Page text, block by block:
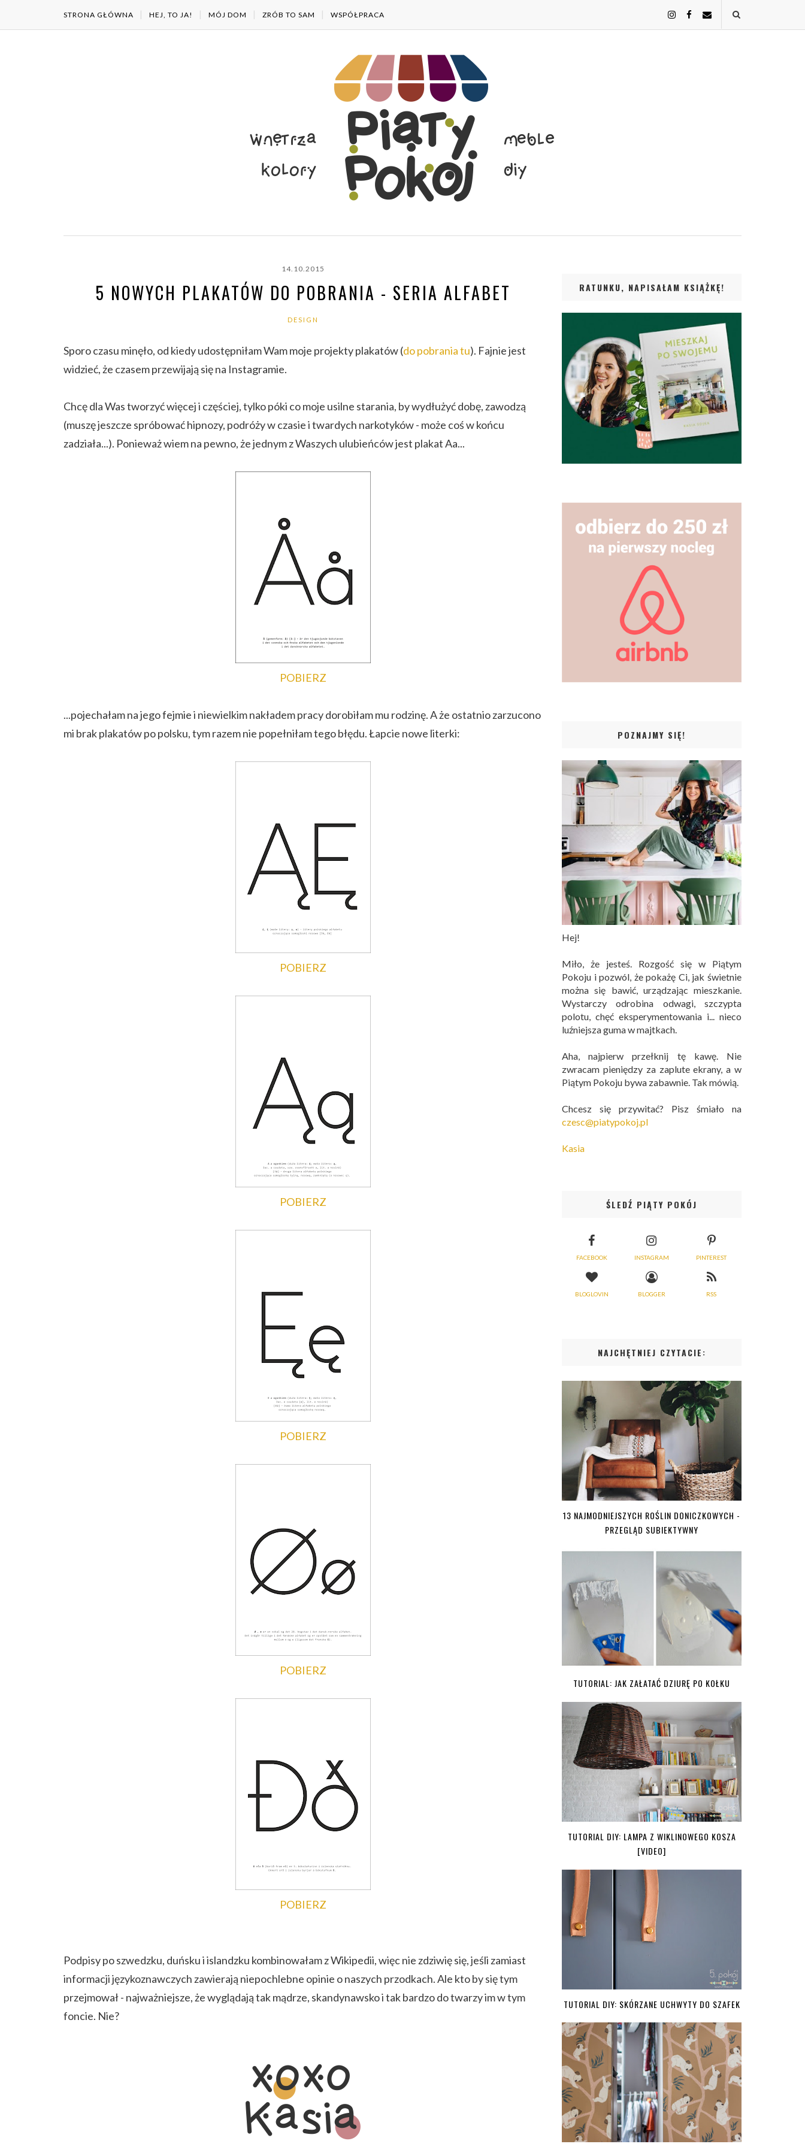
STRONA GŁÓWNA HEJ, TO JA! MÓJ DOM ZRÓB TO SAM WSPÓŁPRACA
14.10.2015
5 NOWYCH PLAKATÓW DO POBRANIA - SERIA ALFABET
DESIGN
Sporo czasu minęło, od kiedy udostępniłam Wam moje projekty plakatów (do pobrania tu). Fajnie jest
widzieć, że czasem przewijają się na Instagramie.
Chcę dla Was tworzyć więcej i częściej, tylko póki co moje usilne starania, by wydłużyć dobę, zawodzą
(muszę jeszcze spróbować hipnozy, podróży w czasie i twardych narkotyków - może coś w końcu
zadziała...). Ponieważ wiem na pewno, że jednym z Waszych ulubieńców jest plakat Aa...
POBIERZ
...pojechałam na jego fejmie i niewielkim nakładem pracy dorobiłam mu rodzinę. A że ostatnio zarzucono
mi brak plakatów po polsku, tym razem nie popełniłam tego błędu. Łapcie nowe literki:
POBIERZ
POBIERZ
POBIERZ
POBIERZ
POBIERZ
Podpisy po szwedzku, duńsku i islandzku kombinowałam z Wikipedii, więc nie zdziwię się, jeśli zamiast
informacji językoznawczych zawierają niepochlebne opinie o naszych przodkach. Ale kto by się tym
przejmował - najważniejsze, że wyglądają tak mądrze, skandynawsko i tak bardzo do twarzy im w tym
foncie. Nie?
RATUNKU, NAPISAŁAM KSIĄŻKĘ!
POZNAJMY SIĘ!
Hej!
Miło, że jesteś. Rozgość się w Piątym
Pokoju i pozwól, że pokażę Ci, jak świetnie
można się bawić, urządzając mieszkanie.
Wystarczy odrobina odwagi, szczypta
polotu, chęć eksperymentowania i... nieco
luźniejsza guma w majtkach.
Aha, najpierw przełknij tę kawę. Nie
zwracam pieniędzy za zaplute ekrany, a w
Piątym Pokoju bywa zabawnie. Tak mówią.
Chcesz się przywitać? Pisz śmiało na
czesc@piatypokoj.pl
Kasia
ŚLEDŹ PIĄTY POKÓJ
FACEBOOK INSTAGRAM PINTEREST
BLOGLOVIN BLOGGER RSS
NAJCHĘTNIEJ CZYTACIE:
13 NAJMODNIEJSZYCH ROŚLIN DONICZKOWYCH -
PRZEGLĄD SUBIEKTYWNY
TUTORIAL: JAK ZAŁATAĆ DZIURĘ PO KOŁKU
TUTORIAL DIY: LAMPA Z WIKLINOWEGO KOSZA
[VIDEO]
TUTORIAL DIY: SKÓRZANE UCHWYTY DO SZAFEK